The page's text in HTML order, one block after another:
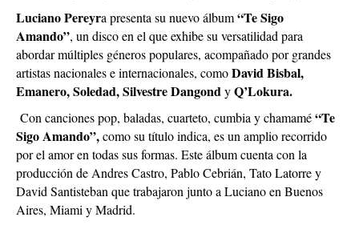
Luciano Pereyra presenta su nuevo álbum“Te Sigo
Amando”, un disco en el que exhibe su versatilidad para
abordar múltiples géneros populares, acompañado por grandes
artistas nacionales e internacionales, comoDavid Bisbal,
Emanero, Soledad, Silvestre DangondyQ’Lokura.
Con canciones pop, baladas, cuarteto, cumbia y chamamé“Te
Sigo Amando”,como su título indica, es un amplio recorrido
por el amor en todas sus formas. Este álbum cuenta con la
producción de Andres Castro, Pablo Cebrián, Tato Latorre y
David Santisteban que trabajaron junto a Luciano en Buenos
Aires, Miami y Madrid.